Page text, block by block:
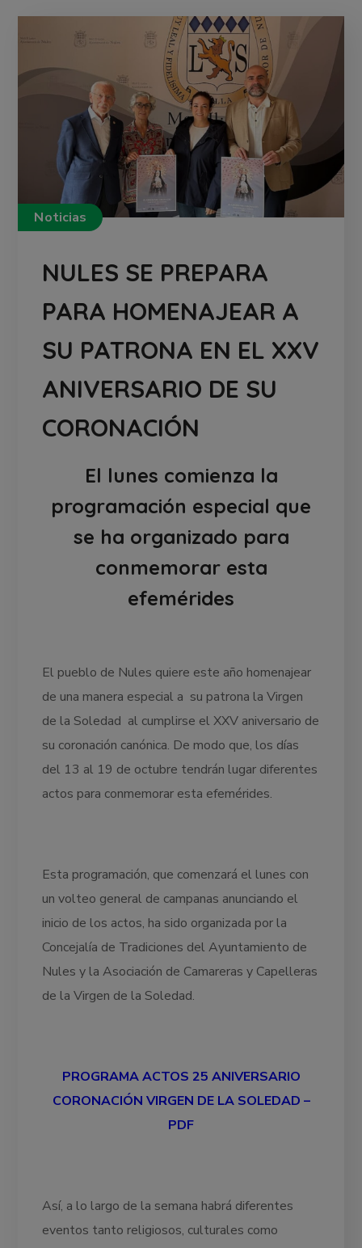
Noticias
NULES SE PREPARA
PARA HOMENAJEAR A
SU PATRONA EN EL XXV
ANIVERSARIO DE SU
CORONACIÓN
El lunes comienza la
programación especial que
se ha organizado para
conmemorar esta
efemérides
El pueblo de Nules quiere este año homenajear
de una manera especial a su patrona la Virgen
de la Soledad al cumplirse el XXV aniversario de
su coronación canónica. De modo que, los días
del 13 al 19 de octubre tendrán lugar diferentes
actos para conmemorar esta efemérides.
Esta programación, que comenzará el lunes con
un volteo general de campanas anunciando el
inicio de los actos, ha sido organizada por la
Concejalía de Tradiciones del Ayuntamiento de
Nules y la Asociación de Camareras y Capelleras
de la Virgen de la Soledad.
PROGRAMA ACTOS 25 ANIVERSARIO
CORONACIÓN VIRGEN DE LA SOLEDAD –
PDF
Así, a lo largo de la semana habrá diferentes
eventos tanto religiosos, culturales como